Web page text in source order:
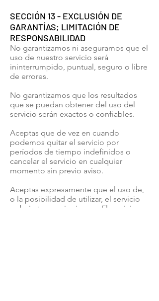
SECCIÓN 13 - EXCLUSIÓN DE
GARANTÍAS; LIMITACIÓN DE
RESPONSABILIDAD
No garantizamos ni aseguramos que el
uso de nuestro servicio será
ininterrumpido, puntual, seguro o libre
de errores.
No garantizamos que los resultados
que se puedan obtener del uso del
servicio serán exactos o confiables.
Aceptas que de vez en cuando
podemos quitar el servicio por
períodos de tiempo indefinidos o
cancelar el servicio en cualquier
momento sin previo aviso.
Aceptas expresamente que el uso de,
o la posibilidad de utilizar, el servicio
es bajo tu propio riesgo. El servicio y